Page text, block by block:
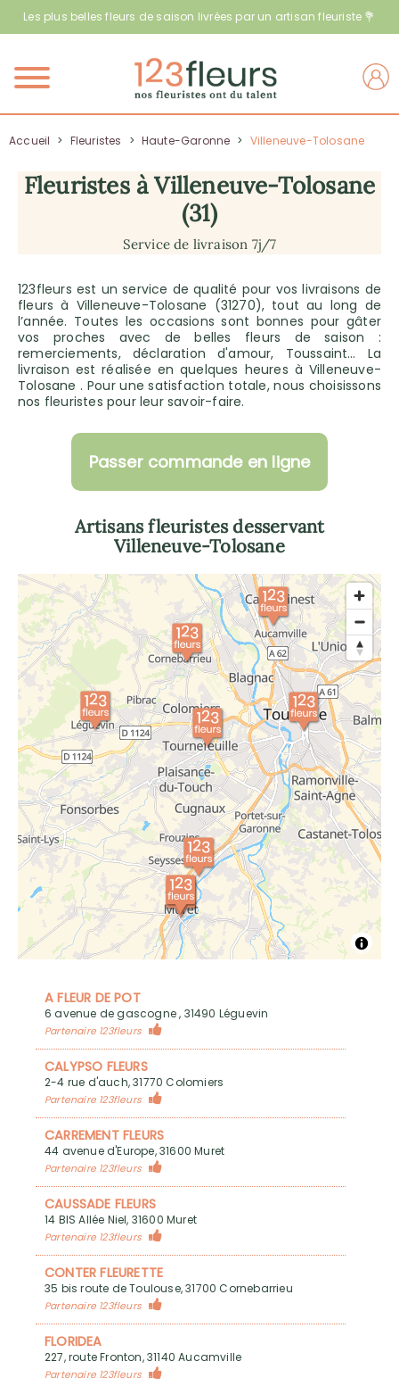
Les plus belles fleurs de saison livrées par un artisan fleuriste 💐
Menu
Accueil > Fleuristes > Haute-Garonne > Villeneuve-Tolosane
Fleuristes à Villeneuve-Tolosane
(31)
Service de livraison 7j/7
123fleurs est un service de qualité pour vos livraisons de
fleurs à Villeneuve-Tolosane (31270), tout au long de
l’année. Toutes les occasions sont bonnes pour gâter
vos proches avec de belles fleurs de saison :
remerciements, déclaration d'amour, Toussaint… La
livraison est réalisée en quelques heures à Villeneuve-
Tolosane . Pour une satisfaction totale, nous choisissons
nos fleuristes pour leur savoir-faire.
Passer commande en ligne
Artisans fleuristes desservant
Villeneuve-Tolosane
A FLEUR DE POT
6 avenue de gascogne , 31490 Léguevin
Partenaire 123fleurs
CALYPSO FLEURS
2-4 rue d'auch, 31770 Colomiers
Partenaire 123fleurs
CARREMENT FLEURS
44 avenue d'Europe, 31600 Muret
Partenaire 123fleurs
CAUSSADE FLEURS
14 BIS Allée Niel, 31600 Muret
Partenaire 123fleurs
CONTER FLEURETTE
35 bis route de Toulouse, 31700 Cornebarrieu
Partenaire 123fleurs
FLORIDEA
227, route Fronton, 31140 Aucamville
Partenaire 123fleurs